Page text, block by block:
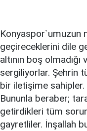
Konyaspor`umuzun
geçireceklerini dile
altının boş
sergiliyorlar. Şehrin
bir iletişime
Bununla beraber;
getirdikleri tüm
gayretliler. İnşallah